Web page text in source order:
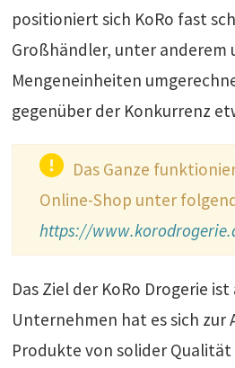
positioniert sich KoRo fast
Großhändler, unter anderem
Mengeneinheiten
gegenüber der Konkurrenz
Das Ganze
Online-Shop unter
https://
Das Ziel der KoRo Drogerie
Unternehmen hat es sich zur
Produkte von solider Qualität